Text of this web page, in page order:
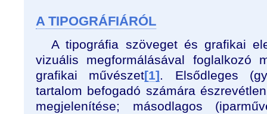
A TIPOGRÁFIÁRÓL
A tipográfia szöveget és grafikai
vizuális megformálásával foglalkozó
grafikai művészet[1]. Elsődleges
tartalom befogadó számára
megjelenítése; másodlagos